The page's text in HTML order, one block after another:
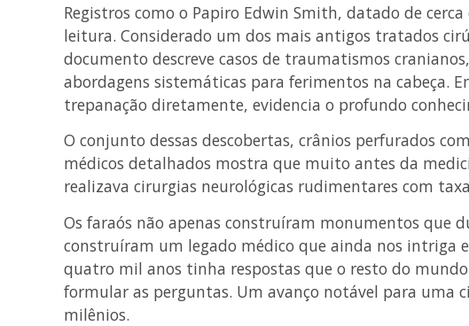
Registros como o Papiro Edwin Smith, datado de cerca
leitura. Considerado um dos mais antigos tratados
documento descreve casos de traumatismos
abordagens sistemáticas para ferimentos na cabeça.
trepanação diretamente, evidencia o profundo
O conjunto dessas descobertas, crânios perfurados
médicos detalhados mostra que muito antes da
realizava cirurgias neurológicas rudimentares com
Os faraós não apenas construíram monumentos que
construíram um legado médico que ainda nos intriga
quatro mil anos tinha respostas que o resto do
formular as perguntas. Um avanço notável para uma
milênios.